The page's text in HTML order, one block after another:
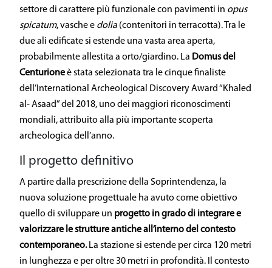
settore di carattere più funzionale con pavimenti in opus
spicatum, vasche e dolia (contenitori in terracotta). Tra le
due ali edificate si estende una vasta area aperta,
probabilmente allestita a orto/giardino. La Domus del
Centurioneè stata selezionata tra le cinque finaliste
dell’International Archeological Discovery Award “Khaled
al- Asaad” del 2018, uno dei maggiori riconoscimenti
mondiali, attribuito alla più importante scoperta
archeologica dell’anno.
Il progetto definitivo
A partire dalla prescrizione della Soprintendenza, la
nuova soluzione progettuale ha avuto come obiettivo
quello di sviluppare un progetto in grado di integrare e
valorizzare le strutture antiche all’interno delcontesto
contemporaneo.La stazione si estende per circa 120 metri
in lunghezza e per oltre 30 metri in profondità. Il contesto